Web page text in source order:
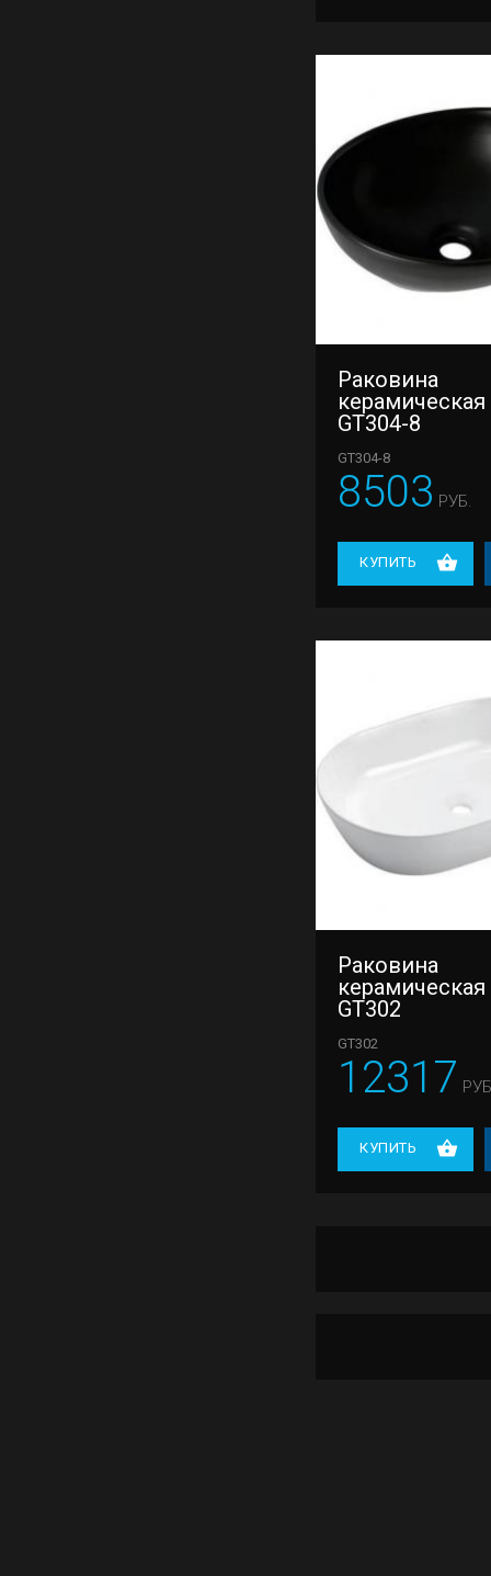
Раковина
керамическая
GT304-8
GT304-8
8503 РУБ.
КУПИТЬ
Раковина
керамическая
GT302
GT302
12317
КУПИТЬ